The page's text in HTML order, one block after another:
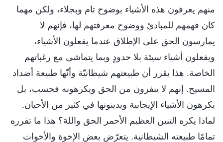
منهم يعرفون هذه الأشياء بوضوح تام وبجلاء، ولكن مهما
كان فهمهم للمبادئ ووضوح معرفتهم لها، فإنهم لا
يمارسون الحق على الإطلاق عندما يفعلون الأشياء،
ويفعلون أشياء سيئة بلا حدودٍ وبما يتماشى مع رغباتهم
الخاصة. هذا يقرر أن طبيعتهم شيطانيّة وأنّها طبيعة أضداد
المسيح. إنهم لا ينفرون من الحق ويكرهونه فحسب، بل
يكرهون الأشياء الإيجابية ويدينونها في كثير من الأحيان.
لماذا يكره التنين العظيم الأحمر الحق واللهَ؟ هذا ما تقرره
تمامًا طبيعته الشيطانية. يتعرّض بعض الإخوة والأخوات